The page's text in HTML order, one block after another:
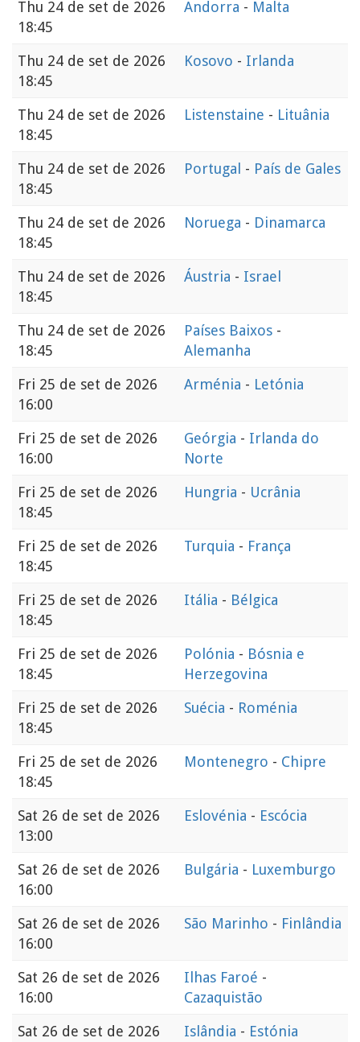
Thu 24 de set de 2026
18:45
Andorra - Malta
Thu 24 de set de 2026
18:45
Kosovo - Irlanda
Thu 24 de set de 2026
18:45
Listenstaine - Lituânia
Thu 24 de set de 2026
18:45
Portugal - País de Gales
Thu 24 de set de 2026
18:45
Noruega - Dinamarca
Thu 24 de set de 2026
18:45
Áustria - Israel
Thu 24 de set de 2026
18:45
Países Baixos -
Alemanha
Fri 25 de set de 2026
16:00
Arménia - Letónia
Fri 25 de set de 2026
16:00
Geórgia - Irlanda do
Norte
Fri 25 de set de 2026
18:45
Hungria - Ucrânia
Fri 25 de set de 2026
18:45
Turquia - França
Fri 25 de set de 2026
18:45
Itália - Bélgica
Fri 25 de set de 2026
18:45
Polónia - Bósnia e
Herzegovina
Fri 25 de set de 2026
18:45
Suécia - Roménia
Fri 25 de set de 2026
18:45
Montenegro - Chipre
Sat 26 de set de 2026
13:00
Eslovénia - Escócia
Sat 26 de set de 2026
16:00
Bulgária - Luxemburgo
Sat 26 de set de 2026
16:00
São Marinho - Finlândia
Sat 26 de set de 2026
16:00
Ilhas Faroé -
Cazaquistão
Sat 26 de set de 2026
Islândia - Estónia